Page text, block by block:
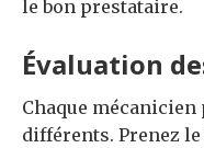
le bon prestataire.
Évaluation
Chaque
différents. Prenez